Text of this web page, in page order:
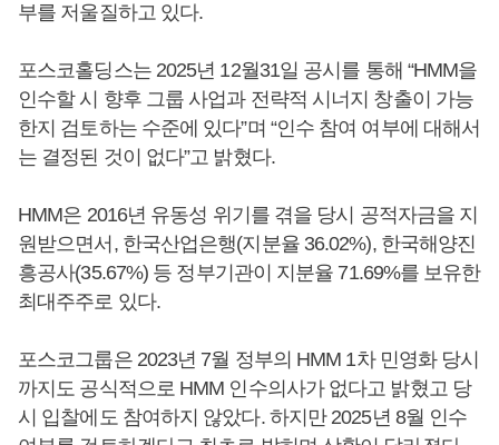
부를 저울질하고 있다.
포스코홀딩스는 2025년 12월31일 공시를 통해 “HMM을
인수할 시 향후 그룹 사업과 전략적 시너지 창출이 가능
한지 검토하는 수준에 있다”며 “인수 참여 여부에 대해서
는 결정된 것이 없다”고 밝혔다.
HMM은 2016년 유동성 위기를 겪을 당시 공적자금을 지
원받으면서, 한국산업은행(지분율 36.02%), 한국해양진
흥공사(35.67%) 등 정부기관이 지분율 71.69%를 보유한
최대주주로 있다.
포스코그룹은 2023년 7월 정부의 HMM 1차 민영화 당시
까지도 공식적으로 HMM 인수의사가 없다고 밝혔고 당
시 입찰에도 참여하지 않았다. 하지만 2025년 8월 인수